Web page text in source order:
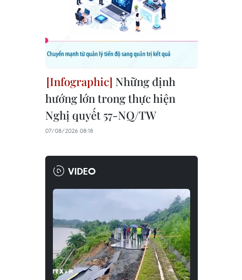
Những định
hướng lớn trong thực hiện
Nghị quyết 57-NQ/TW
07/08/2026 08:18
VIDEO